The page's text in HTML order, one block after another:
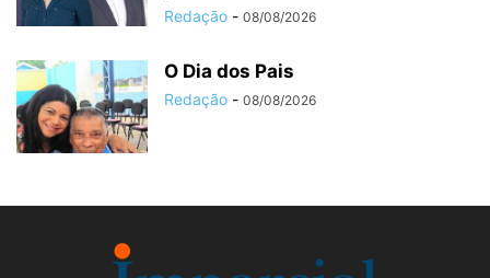
Redação - 08/08/2026
O Dia dos Pais
Redação - 08/08/2026